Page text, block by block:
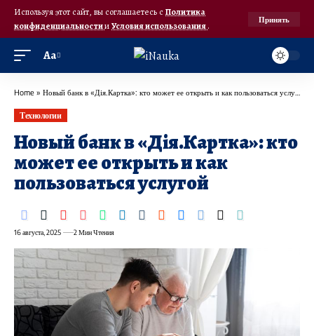
Используя этот сайт, вы соглашаетесь с Политика
конфиденциальностииУсловия использования.
Принять
Аа
Home » Новый банк в «Дія.Картка»: кто может ее открыть и как пользоваться услугой
Технологии
Новый банк в «Дія.Картка»: кто
может ее открыть и как
пользоваться услугой
16 августа, 2025 2 Мин Чтения